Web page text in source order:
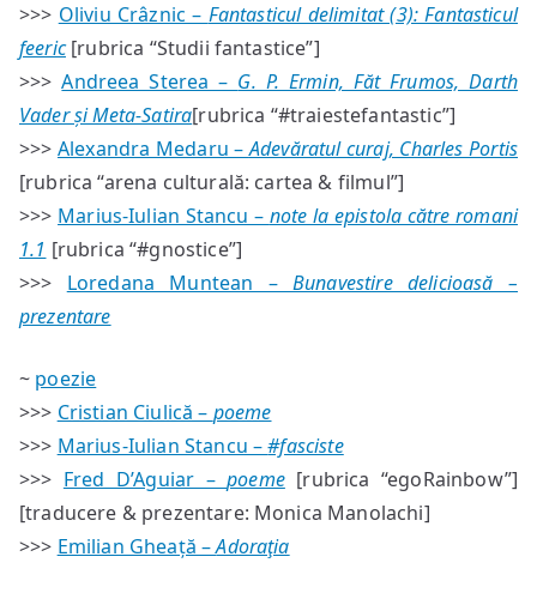
>>> Oliviu Crâznic – Fantasticul delimitat (3): Fantasticul
feeric[rubrica “Studii fantastice”]
>>>Andreea Sterea – G. P. Ermin, Făt Frumos, Darth
Vader și Meta-Satira[rubrica “#traiestefantastic”]
>>> Alexandra Medaru –Adevăratul curaj, Charles Portis
[rubrica “arena culturală: cartea & filmul”]
>>> Marius-Iulian Stancu – note la epistola către romani
1.1 [rubrica “#gnostice”]
>>> Loredana Muntean – Bunavestire delicioasă –
prezentare
~ poezie
>>> Cristian Ciulică – poeme
>>> Marius-Iulian Stancu –#fasciste
>>> Fred D’Aguiar –poeme[rubrica “egoRainbow”]
[traducere & prezentare: Monica Manolachi]
>>> Emilian Gheață –Adoraţia